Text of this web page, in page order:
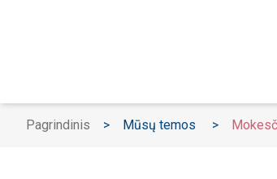
Pagrindinis > Mūsų temos >